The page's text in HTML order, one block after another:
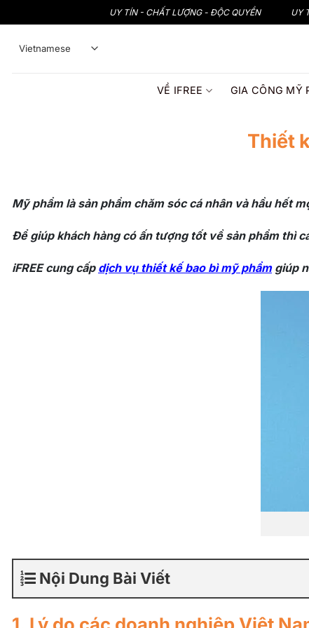
qua
UY TÍN - CHẤT LƯỢNG - ĐỘC QUYỀN UY
VỀ IFREE GIA CÔNG MỸ
Thiết
Mỹ phẩm là sản phẩm chăm sóc cá nhân và hầu hết
Để giúp khách hàng có ấn tượng tốt về sản phẩm thì
iFREE cung cấp dịch vụ thiết kế bao bì mỹ phẩmgiúp
Nội Dung Bài Viết